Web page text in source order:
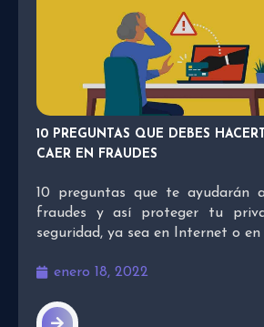
10 PREGUNTAS QUE DEBES
CAER EN FRAUDES
10 preguntas que te ayudarán
fraudes y así proteger tu
seguridad, ya sea en Internet o en
enero 18, 2022